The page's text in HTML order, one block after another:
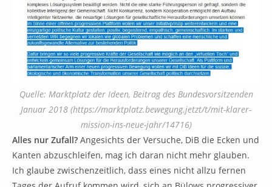
Quelle: Marktplatz der Ideen, Beitrag des Bundesvorsitzenden
Januar 2018 (https://marktplatz.bewegung.jetzt/t/mit-klarer-
mission-ins-neue-jahr/14716)
Alles nur Zufall? Angesichts der Versuche, DiB die Ecken und
Kanten abzuschleifen, mag ich daran nicht mehr glauben.
Ich glaube zwischenzeitlich, dass eines nicht allzu fernen